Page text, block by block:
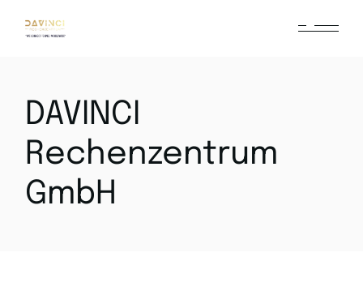
DAVINCI
Rechenzentrum
GmbH